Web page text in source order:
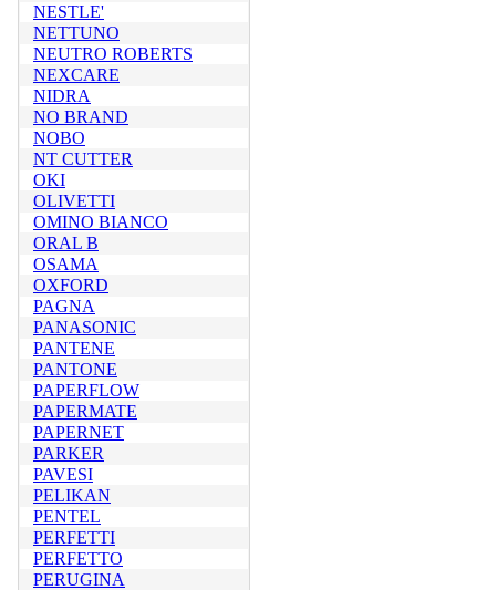
NESTLE'
NETTUNO
NEUTRO ROBERTS
NEXCARE
NIDRA
NO BRAND
NOBO
NT CUTTER
OKI
OLIVETTI
OMINO BIANCO
ORAL B
OSAMA
OXFORD
PAGNA
PANASONIC
PANTENE
PANTONE
PAPERFLOW
PAPERMATE
PAPERNET
PARKER
PAVESI
PELIKAN
PENTEL
PERFETTI
PERFETTO
PERUGINA